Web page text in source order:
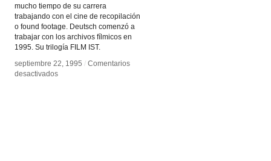
mucho tiempo de su carrera
trabajando con el cine de recopilación
o found footage. Deutsch comenzó a
trabajar con los archivos fílmicos en
1995. Su trilogía FILM IST.
septiembre 22, 1995 / Comentarios
desactivadosen
septiembre 22, 1995 / Comentarios
desactivadosen